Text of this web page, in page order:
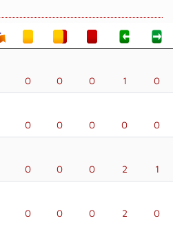
0 0 0 1 0
0 0 0 0 0
0 0 0 2 1
0 0 0 2 0